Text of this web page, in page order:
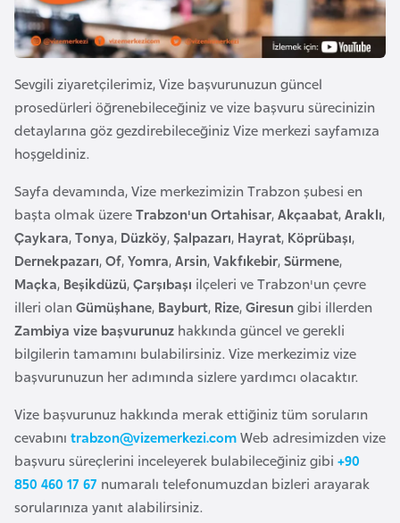
Sevgili ziyaretçilerimiz, Vize başvurunuzun güncel
prosedürleri öğrenebileceğiniz ve vize başvuru sürecinizin
detaylarına göz gezdirebileceğiniz Vize merkezi sayfamıza
hoşgeldiniz.
Sayfa devamında, Vize merkezimizin Trabzon şubesi en
başta olmak üzereTrabzon'un Ortahisar,Akçaabat,Araklı,
Çaykara,Tonya, Düzköy,Şalpazarı, Hayrat, Köprübaşı,
Dernekpazarı,Of,Yomra,Arsin,Vakfıkebir,Sürmene,
Maçka, Beşikdüzü,Çarşıbaşı ilçeleri ve Trabzon'un çevre
illeri olanGümüşhane, Bayburt, Rize,Giresungibi illerden
Zambiya vize başvurunuz hakkında güncel ve gerekli
bilgilerin tamamını bulabilirsiniz. Vize merkezimiz vize
başvurunuzun her adımında sizlere yardımcı olacaktır.
Vize başvurunuz hakkında merak ettiğiniz tüm soruların
cevabını trabzon@vizemerkezi.comWeb adresimizden vize
başvuru süreçlerini inceleyerek bulabileceğiniz gibi +90
850 460 17 67 numaralı telefonumuzdan bizleri arayarak
sorularınıza yanıt alabilirsiniz.
b
a
y
c
a
n
a
h
r
e
y
n
B
n
g
l
a
d